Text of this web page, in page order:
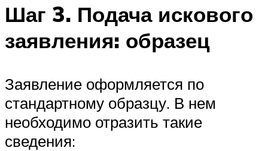
Шаг 3. Подача искового
заявления: образец
Заявление оформляется по
стандартному образцу. В нем
необходимо отразить такие
сведения: